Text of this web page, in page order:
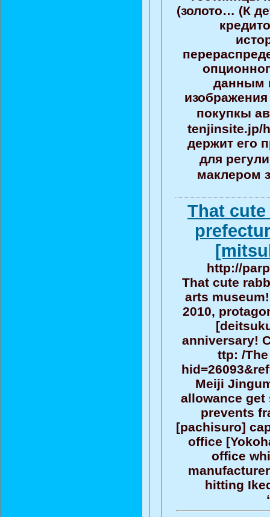
(золото… (К
данным
покупкы
tenjinsite.jp/
держит его
для
маклером
That
http://
That cute
arts
2010,
anniversary!
ttp: /
Meiji
allowance
prevents
[pachisuro]
office
office
hitting